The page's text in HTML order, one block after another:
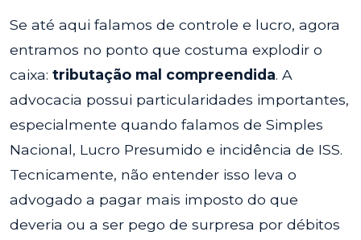
Se até aqui falamos de controle e lucro, agora
entramos no ponto que costuma explodir o
caixa: tributação mal compreendida. A
advocacia possui particularidades importantes,
especialmente quando falamos de Simples
Nacional, Lucro Presumido e incidência de ISS.
Tecnicamente, não entender isso leva o
advogado a pagar mais imposto do que
deveria ou a ser pego de surpresa por débitos